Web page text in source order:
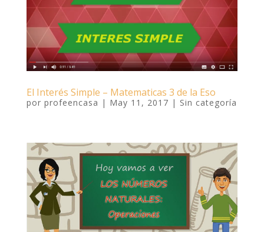
El Interés Simple – Matematicas 3 de la Eso
por profeencasa | May 11, 2017 | Sin categoría